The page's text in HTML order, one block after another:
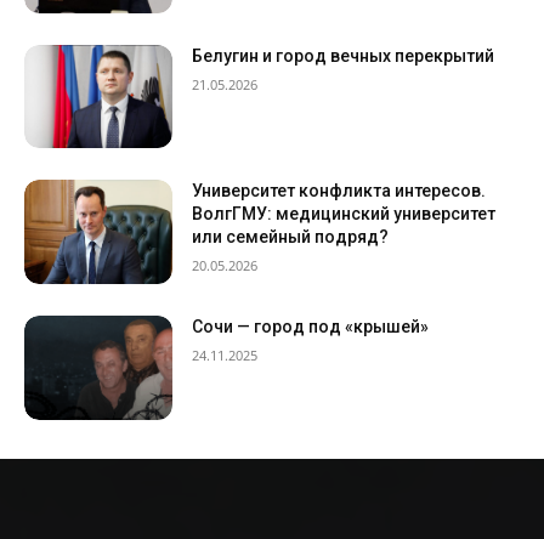
Белугин и город вечных перекрытий
21.05.2026
Университет конфликта интересов.
ВолгГМУ: медицинский университет
или семейный подряд?
20.05.2026
Сочи — город под «крышей»
24.11.2025